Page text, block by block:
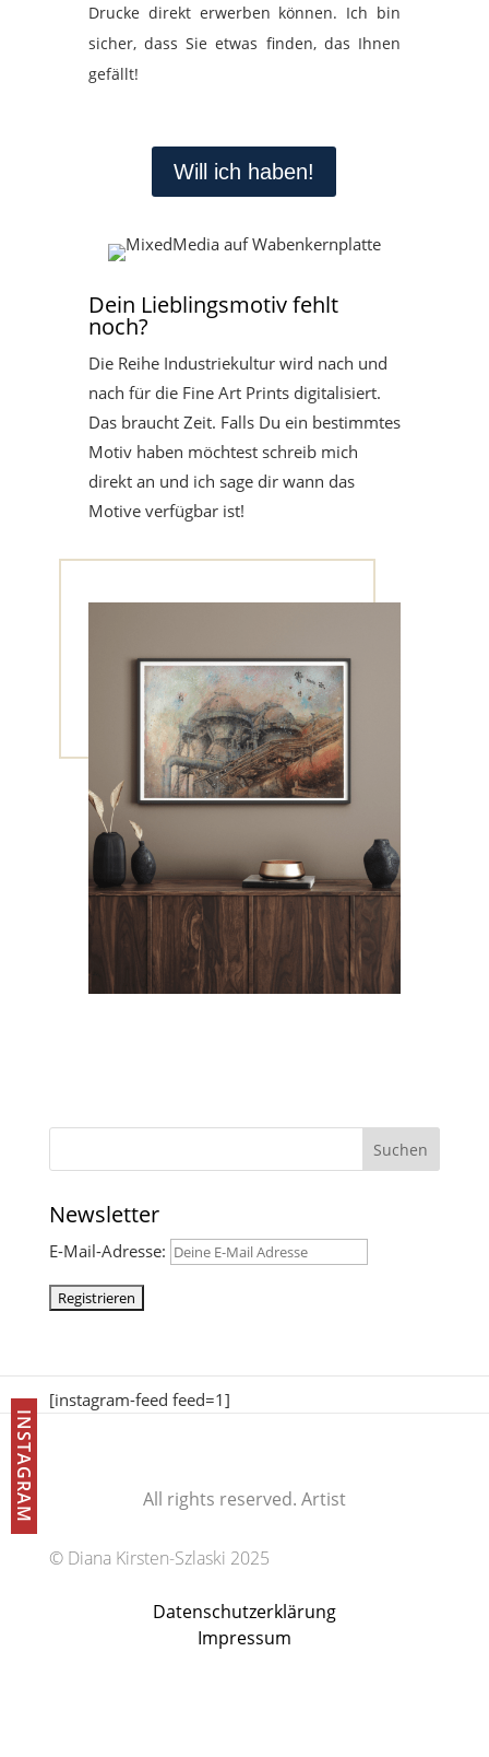
Drucke direkt erwerben können. Ich bin
sicher, dass Sie etwas finden, das Ihnen
gefällt!
Will ich haben!
Dein Lieblingsmotiv fehlt
noch?
Die Reihe Industriekultur wird nach und
nach für die Fine Art Prints digitalisiert.
Das braucht Zeit. Falls Du ein bestimmtes
Motiv haben möchtest schreib mich
direkt an und ich sage dir wann das
Motive verfügbar ist!
Suchen
Newsletter
E-Mail-Adresse:
[instagram-feed feed=1]
INSTAGRAM All rights reserved. Artist
© Diana Kirsten-Szlaski 2025
Datenschutzerklärung
Impressum